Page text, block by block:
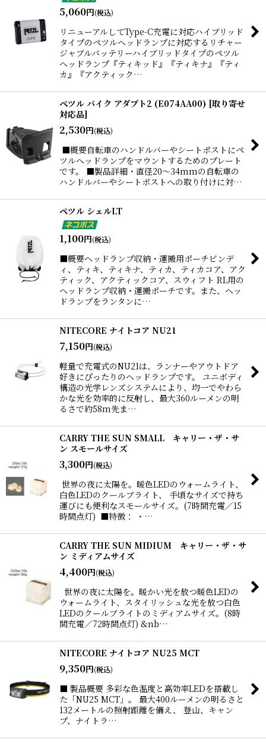
5,060円(税込)
リニューアルしてType-C充電に対応ハイブリッド
タイプのペツルヘッドランプに対応するリチャー
ジャブルバッテリーハイブリッドタイプのペツル
ヘッドランプ『ティキッド』『ティキナ』『ティ
カ』『アクティック…
ペツル バイク アダプト2 (E074AA00) [取り寄せ
対応品]
2,530円(税込)
■概要自転車のハンドルバーやシートポストにペ
ツルヘッドランプをマウントするためのプレート
です。 ■製品詳細・直径20〜34mmの自転車の
ハンドルバーやシートポストへの取り付けに対…
ペツル シェルLT
1,100円(税込)
■概要ヘッドランプ収納・運搬用ポーチビンデ
ィ、ティキ、ティキナ、ティカ、ティカコア、アク
ティック、アクティックコア、スウィフト RL用の
ヘッドランプ収納・運搬ポーチです。また、ヘッ
ドランプをランタンに…
NITECORE ナイトコア NU21
7,150円(税込)
軽量で充電式のNU21は、ランナーやアウトドア
好きにぴったりのヘッドランプです。 ユニボディ
構造の光学レンズシステムにより、均一でやわら
かな光を効率的に反射し、最大360ルーメンの明
るさで約58m先ま…
CARRY THE SUN SMALL キャリー・ザ・サ
ン スモールサイズ
3,300円(税込)
世界の夜に太陽を。暖色LEDのウォームライト、
白色LEDのクールブライト、 手頃なサイズで持ち
運びにも便利なスモールサイズ。(7時間充電／15
時間点灯) ■特徴： ・…
CARRY THE SUN MIDIUM キャリー・ザ・サ
ン ミディアムサイズ
4,400円(税込)
世界の夜に太陽を。暖かい光を放つ暖色LEDの
ウォームライト、スタイリッシュな光を放つ白色
LEDのクールブライトのミディアムサイズ。(8時
間充電／72時間点灯) &nb…
NITECORE ナイトコア NU25 MCT
9,350円(税込)
■ 製品概要 多彩な色温度と高効率LEDを搭載し
た「NU25 MCT」。 最大400ルーメンの明るさと
132メートルの照射距離を備え、 登山、キャン
プ、ナイトラ…